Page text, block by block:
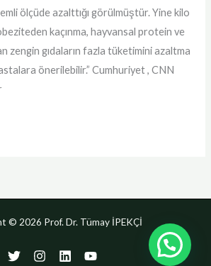
ölçüde azalttığı görülmüştür. Yine kilo
kaçınma, hayvansal protein ve
zengin gıdaların fazla tüketimini azaltma
önerilebilir.” Cumhuriyet , CNN
© 2026 Prof. Dr. Tümay İPEKÇİ